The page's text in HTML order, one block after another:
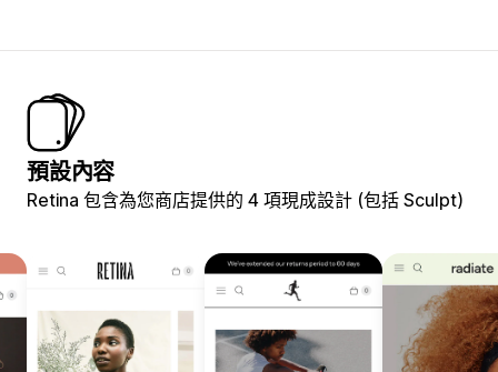
預設內容
Retina 包含為您商店提供的 4 項現成設計 (包括 Sculpt)